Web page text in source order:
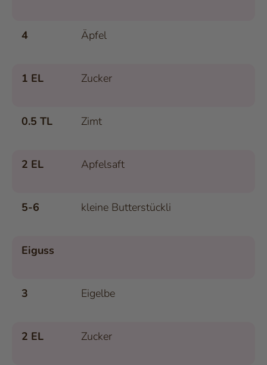
4 Äpfel
1 EL Zucker
0.5 TL Zimt
2 EL Apfelsaft
5-6 kleine Butterstückli
Eiguss
3 Eigelbe
2 EL Zucker